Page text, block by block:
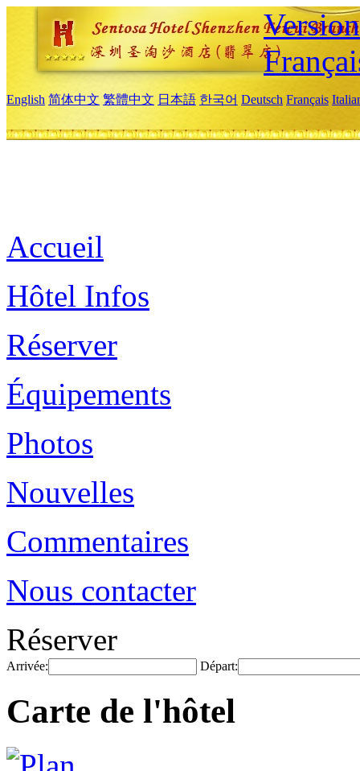
English 简体中文 繁體中文 日本語 한국어 Deutsch Français
Accueil
Hôtel Infos
Réserver
Équipements
Photos
Nouvelles
Commentaires
Nous contacter
Réserver
Arrivée: Départ:
Carte de l'hôtel